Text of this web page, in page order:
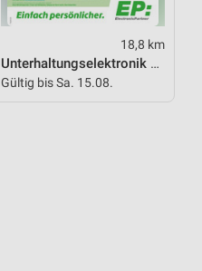
18,8 km
Unterhaltungselektronik 08/2026
Gültig bis Sa. 15.08.